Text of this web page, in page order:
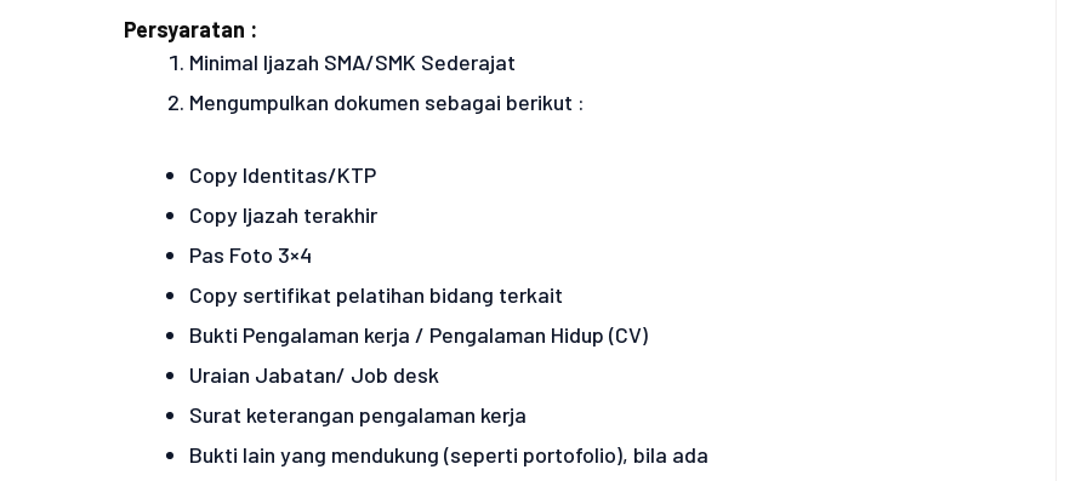
Persyaratan :
Minimal Ijazah SMA/SMK Sederajat
Mengumpulkan dokumen sebagai berikut :
Copy Identitas/KTP
Copy Ijazah terakhir
Pas Foto 3×4
Copy sertifikat pelatihan bidang terkait
Bukti Pengalaman kerja / Pengalaman Hidup (CV)
Uraian Jabatan/ Job desk
Surat keterangan pengalaman kerja
Bukti lain yang mendukung (seperti portofolio), bila ada